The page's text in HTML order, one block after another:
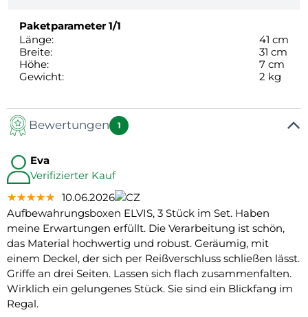
Paketparameter1/1
Länge:
41 cm
Breite:
31 cm
Höhe:
7 cm
Gewicht:
2 kg
Bewertungen 1
Eva
Verifizierter Kauf
★★★★★
★★★★★
★★★★★ 10.06.2026
Aufbewahrungsboxen ELVIS, 3 Stück im Set. Haben
meine Erwartungen erfüllt. Die Verarbeitung ist schön,
das Material hochwertig und robust. Geräumig, mit
einem Deckel, der sich per Reißverschluss schließen lässt.
Griffe an drei Seiten. Lassen sich flach zusammenfalten.
Wirklich ein gelungenes Stück. Sie sind ein Blickfang im
Regal.